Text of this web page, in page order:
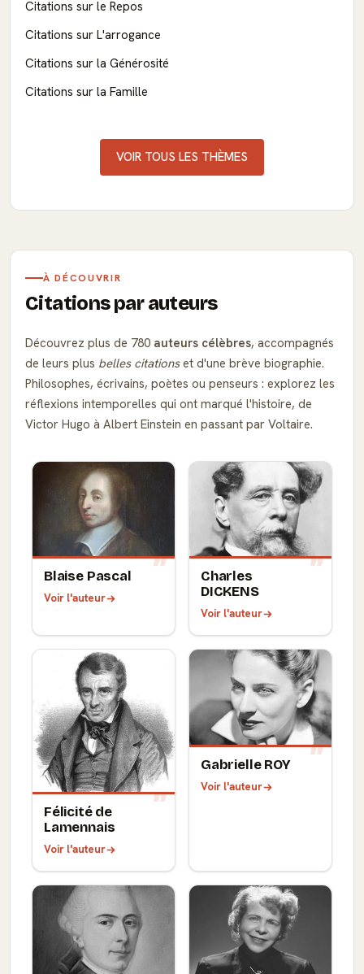
Citations sur le Repos
Citations sur L'arrogance
Citations sur la Générosité
Citations sur la Famille
VOIR TOUS LES THÈMES
À DÉCOUVRIR
Citations par auteurs
Découvrez plus de 780 auteurs célèbres, accompagnés
de leurs plus belles citationset d'une brève biographie.
Philosophes, écrivains, poètes ou penseurs : explorez les
réflexions intemporelles qui ont marqué l'histoire, de
Victor Hugo à Albert Einstein en passant par Voltaire.
Blaise Pascal
Voir l'auteur
Charles
DICKENS
Voir l'auteur
Félicité de
Lamennais
Voir l'auteur
Gabrielle ROY
Voir l'auteur